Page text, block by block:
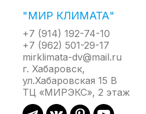
Положение жалюзи
быстро настроить
потока в зависимости
людей в помещении.
класса А
конденсата
"МИР КЛИМАТА"
+7 (914) 192-74-10
+7 (962) 501-29-17
mirklimata-dv@mail.ru
г. Хабаровск,
ул.Хабаровская 15 В
ТЦ «МИРЭКС», 2 этаж